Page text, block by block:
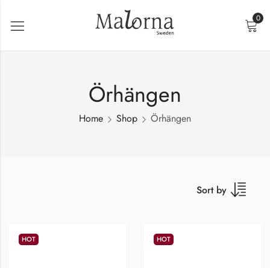
0
Örhängen
Home Shop Örhängen
Sort by
HOT HOT